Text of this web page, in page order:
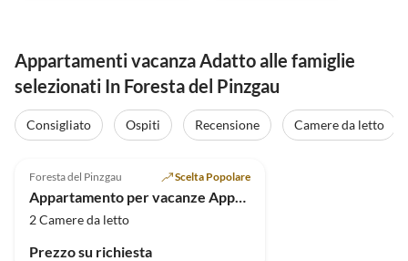
Appartamenti vacanza Adatto alle famiglie
selezionati In Foresta del Pinzgau
Consigliato Ospiti Recensione Camere da letto
Foresta del Pinzgau Scelta Popolare
2 Camere da letto
Prezzo su richiesta